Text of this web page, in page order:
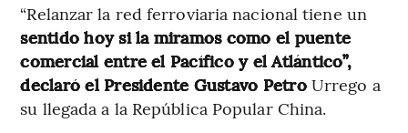
“Relanzar la red ferroviaria nacional tiene un
sentido hoy si la miramos como el puente
comercial entre el Pacífico y el Atlántico”,
declaró el Presidente Gustavo PetroUrrego a
su llegada a la República Popular China.